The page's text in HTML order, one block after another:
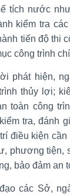
tích nước
kiểm tra các
tiến độ thi
công trình
phát hiện,
thủy lợi;
toàn công
tra, đánh
điều kiện
phương tiện,
bảo đảm an
các Sở,